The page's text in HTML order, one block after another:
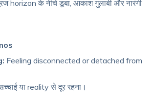
के नीचे डूबा, आकाश गुलाबी और नारंगी
Feeling disconnected or detached from
या reality से दूर रहना।